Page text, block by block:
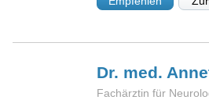
Dr. med.
Fachärztin für